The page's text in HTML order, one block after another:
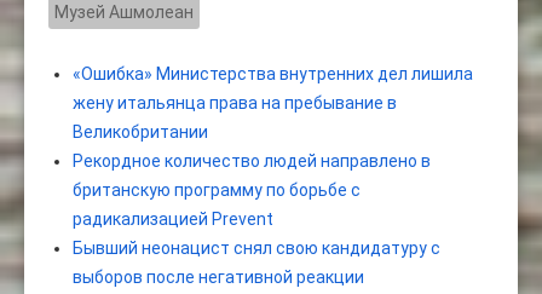
Музей Ашмолеан
«Ошибка» Министерства внутренних дел лишила
жену итальянца права на пребывание в
Великобритании
Рекордное количество людей направлено в
британскую программу по борьбе с
радикализацией Prevent
Бывший неонацист снял свою кандидатуру с
выборов после негативной реакции